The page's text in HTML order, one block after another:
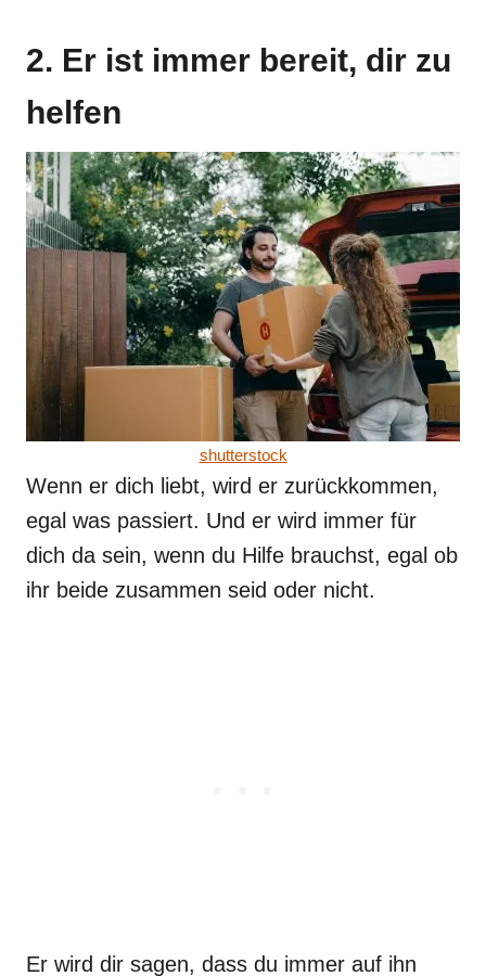
2. Er ist immer bereit, dir zu
helfen
shutterstock
Wenn er dich liebt, wird er zurückkommen,
egal was passiert. Und er wird immer für
dich da sein, wenn du Hilfe brauchst, egal ob
ihr beide zusammen seid oder nicht.
Er wird dir sagen, dass du immer auf ihn